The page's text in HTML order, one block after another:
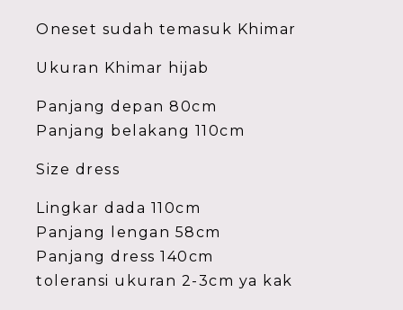
Oneset sudah temasuk Khimar
Ukuran Khimar hijab
Panjang depan 80cm
Panjang belakang 110cm
Size dress
Lingkar dada 110cm
Panjang lengan 58cm
Panjang dress 140cm
toleransi ukuran 2-3cm ya kak